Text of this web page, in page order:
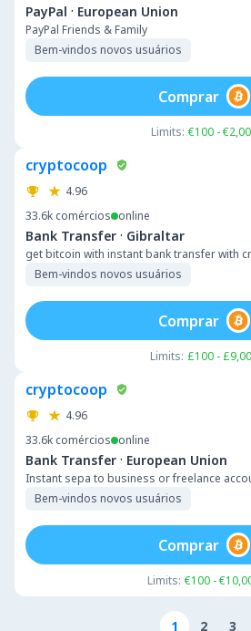
PayPal · European Union
PayPal Friends & Family
Bem-vindos novos usuários
Limits: €100 -
Comprar
cryptocoop
4.96
33.6k comércios online
Bank Transfer · Gibraltar
get bitcoin with instant bank transfer with
Bem-vindos novos usuários
Limits: £100 -
Comprar
cryptocoop
4.96
33.6k comércios online
Bank Transfer · European Union
Instant sepa to business or freelance
Bem-vindos novos usuários
Limits: €100 -
Comprar
1 2 3